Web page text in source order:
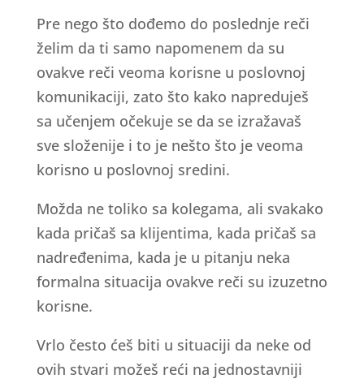
Pre nego što dođemo do poslednje reči
želim da ti samo napomenem da su
ovakve reči veoma korisne u poslovnoj
komunikaciji, zato što kako napreduješ
sa učenjem očekuje se da se izražavaš
sve složenije i to je nešto što je veoma
korisno u poslovnoj sredini.
Možda ne toliko sa kolegama, ali svakako
kada pričaš sa klijentima, kada pričaš sa
nadređenima, kada je u pitanju neka
formalna situacija ovakve reči su izuzetno
korisne.
Vrlo često ćeš biti u situaciji da neke od
ovih stvari možeš reći na jednostavniji